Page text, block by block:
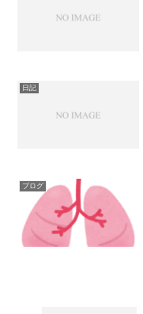
日記
ブログ